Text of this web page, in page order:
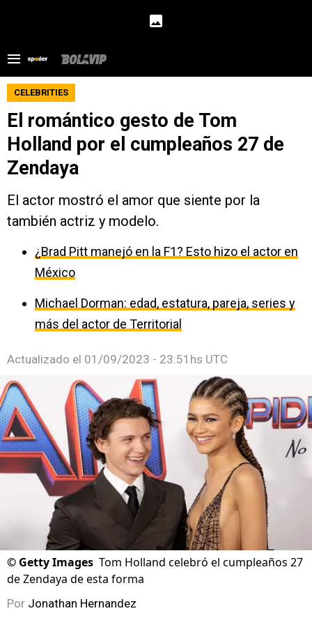
CELEBRITIES
El romántico gesto de Tom
Holland por el cumpleaños 27 de
Zendaya
El actor mostró el amor que siente por la
también actriz y modelo.
¿Brad Pitt manejó en la F1? Esto hizo el actor en
México
Michael Dorman: edad, estatura, pareja, series y
más del actor de Territorial
Actualizado el 01/09/2023 - 23:51hs UTC
© Getty Images Tom Holland celebró el cumpleaños 27
de Zendaya de esta forma
Por Jonathan Hernandez